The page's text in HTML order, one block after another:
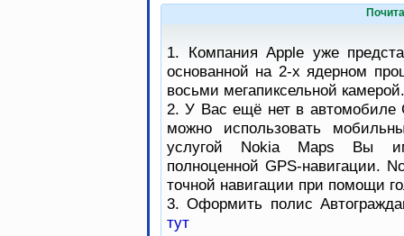
1. Компания Apple уже
основанной на 2-х ядерном
восьми мегапиксельной камерой.
2. У Вас ещё нет в автомобиле
можно использовать
услугой Nokia Maps Вы
полноценной GPS-навигации.
точной навигации при помощи
3. Оформить полис
тут